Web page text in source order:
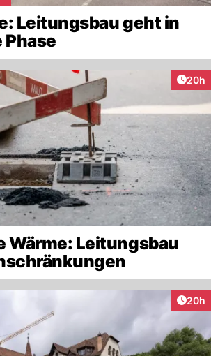
Leitungsbau geht in
20h
Wärme: Leitungsbau
20h